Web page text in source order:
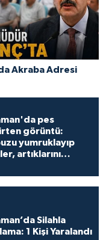
Akraba Adresi
pes
görüntü:
yumruklayıp
artıklarını
Silahla
1 Kişi Yaralandı